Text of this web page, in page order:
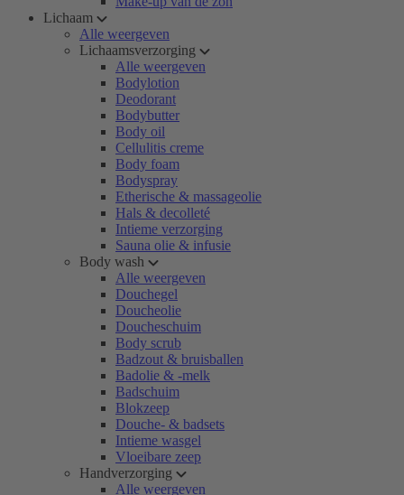
Lichaam
Alle weergeven
Lichaamsverzorging
Alle weergeven
Bodylotion
Deodorant
Bodybutter
Body oil
Cellulitis creme
Body foam
Bodyspray
Etherische & massageolie
Hals & decolleté
Intieme verzorging
Sauna olie & infusie
Body wash
Alle weergeven
Douchegel
Doucheolie
Doucheschuim
Body scrub
Badzout & bruisballen
Badolie & -melk
Badschuim
Blokzeep
Douche- & badsets
Intieme wasgel
Vloeibare zeep
Handverzorging
Alle weergeven